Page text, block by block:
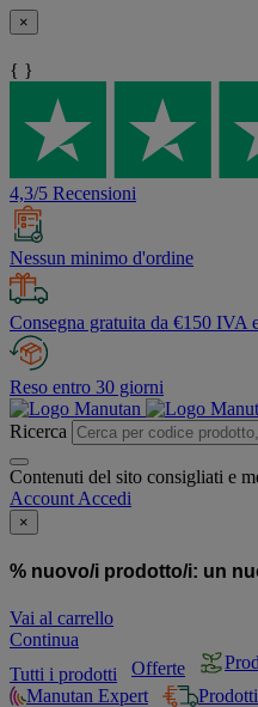
×
{ }
4,3/5 Recensioni
Nessun minimo d'ordine
Consegna gratuita da €150 IVA
Reso entro 30 giorni
Ricerca
Contenuti del sito consigliati e
Account Accedi
×
% nuovo/i prodotto/i: un
Vai al carrello
Continua
Tutti i prodotti
Offerte
Manutan Expert